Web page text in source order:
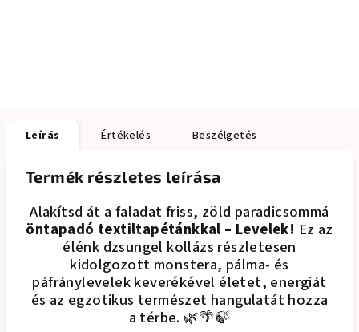
Leírás Értékelés Beszélgetés
Termék részletes leírása
Alakítsd át a faladat friss, zöld paradicsommá
öntapadó textiltapétánkkal – Levelek! Ez az
élénk dzsungel kollázs részletesen
kidolgozott monstera, pálma- és
páfránylevelek keverékével életet, energiát
és az egzotikus természet hangulatát hozza
a térbe. 🌿🌴🍃